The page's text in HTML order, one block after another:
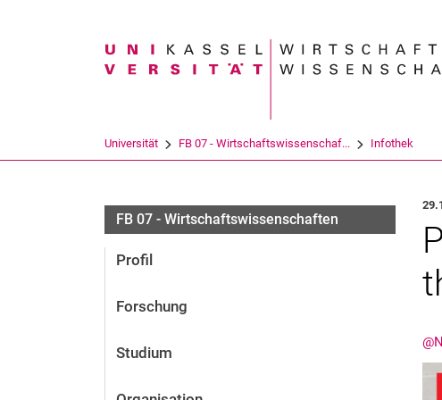
Suchbegriff
Universität FB 07 - Wirtschaftswissenschaf... Infothek
FB 07 - Wirtschaftswissenschaften
Profil
Forschung
Studium